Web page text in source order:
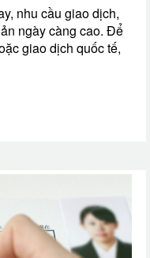
nhu cầu giao dịch,
ngày càng cao. Để
giao dịch quốc tế,